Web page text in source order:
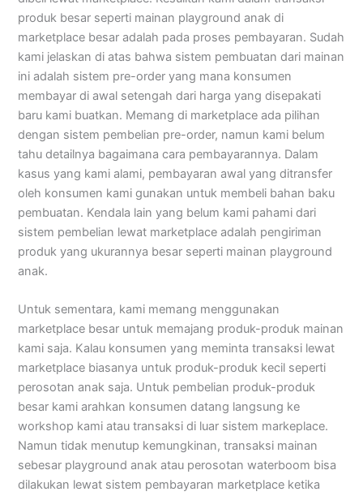
produk besar seperti mainan playground anak di
marketplace besar adalah pada proses pembayaran. Sudah
kami jelaskan di atas bahwa sistem pembuatan dari mainan
ini adalah sistem pre-order yang mana konsumen
membayar di awal setengah dari harga yang disepakati
baru kami buatkan. Memang di marketplace ada pilihan
dengan sistem pembelian pre-order, namun kami belum
tahu detailnya bagaimana cara pembayarannya. Dalam
kasus yang kami alami, pembayaran awal yang ditransfer
oleh konsumen kami gunakan untuk membeli bahan baku
pembuatan. Kendala lain yang belum kami pahami dari
sistem pembelian lewat marketplace adalah pengiriman
produk yang ukurannya besar seperti mainan playground
anak.
Untuk sementara, kami memang menggunakan
marketplace besar untuk memajang produk-produk mainan
kami saja. Kalau konsumen yang meminta transaksi lewat
marketplace biasanya untuk produk-produk kecil seperti
perosotan anak saja. Untuk pembelian produk-produk
besar kami arahkan konsumen datang langsung ke
workshop kami atau transaksi di luar sistem markeplace.
Namun tidak menutup kemungkinan, transaksi mainan
sebesar playground anak atau perosotan waterboom bisa
dilakukan lewat sistem pembayaran marketplace ketika